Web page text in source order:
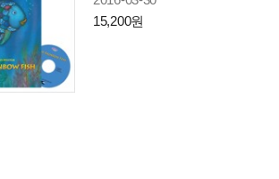
15,200원